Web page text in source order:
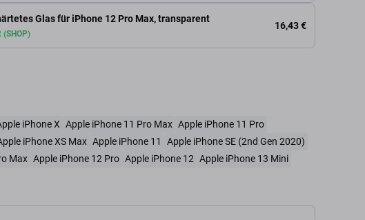
Glas für iPhone 12 Pro Max, transparent
(SHOP)
16,43 €
iPhone X Apple iPhone 11 Pro Max Apple iPhone 11 Pro
iPhone XS Max Apple iPhone 11
Apple iPhone SE (2nd Gen 2020)
Max Apple iPhone 12 Pro Apple iPhone 12 Apple iPhone 13 Mini